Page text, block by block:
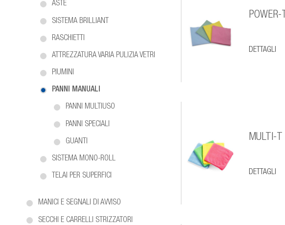
ASTE
SISTEMA BRILLIANT
RASCHIETTI
ATTREZZATURA VARIA PULIZIA VETRI
PIUMINI
PANNI MANUALI
PANNI MULTIUSO
PANNI SPECIALI
GUANTI
SISTEMA MONO-ROLL
TELAI PER SUPERFICI
MANICI E SEGNALI DI AVVISO
SECCHI E CARRELLI STRIZZATORI
POWER-T
DETTAGLI
MULTI-T
DETTAGLI